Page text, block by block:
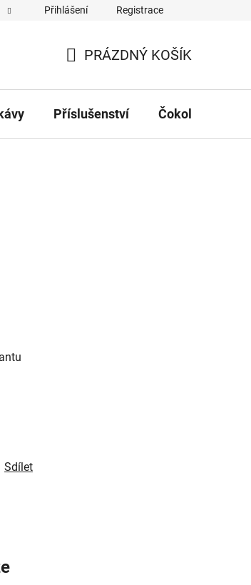
Kontakty Hodnocení obchodu
Přihlášení Registrace
KOŠÍK
PRÁZDNÝ KOŠÍK
Příslušenství Čokolády
Sdílet